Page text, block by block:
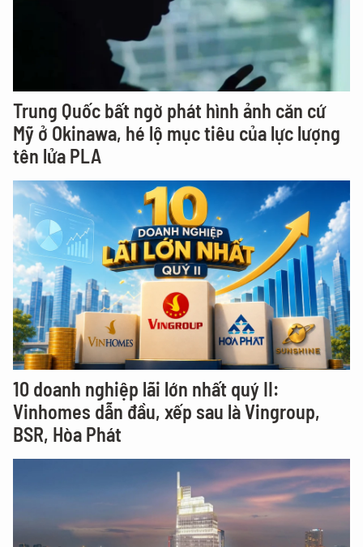
Trung Quốc bất ngờ phát hình ảnh căn cứ
Mỹ ở Okinawa, hé lộ mục tiêu của lực lượng
tên lửa PLA
10 doanh nghiệp lãi lớn nhất quý II:
Vinhomes dẫn đầu, xếp sau là Vingroup,
BSR, Hòa Phát